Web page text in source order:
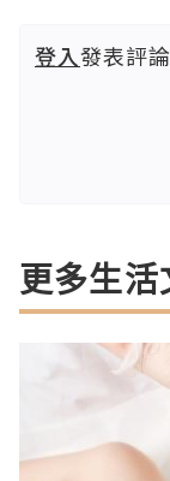
登入發表評論
更多生活